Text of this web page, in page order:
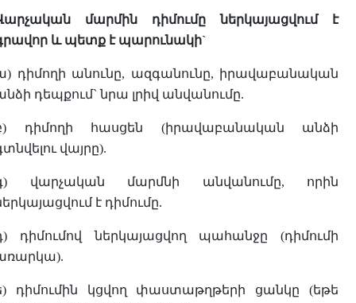
մարմին դիմումը ներկայացվում է
և պետք է պարունակի`
դիմողի անունը, ազգանունը, իրավաբանական
դեպքում` նրա լրիվ անվանումը.
դիմողի հասցեն (իրավաբանական անձի
վայրը).
վարչական մարմնի անվանումը, որին
է դիմումը.
դիմումով ներկայացվող պահանջը (դիմումի
դիմումին կցվող փաստաթղթերի ցանկը (եթե